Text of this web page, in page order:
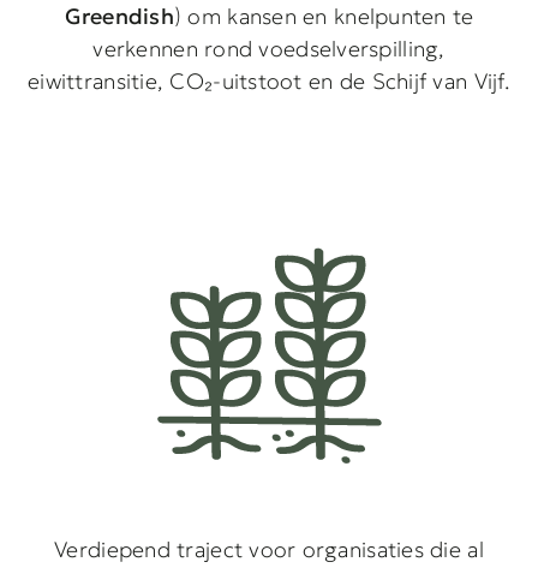
Greendish) om kansen en knelpunten te
verkennen rond voedselverspilling,
eiwittransitie, CO₂-uitstoot en de Schijf van Vijf.
Verdiepend traject voor organisaties die al